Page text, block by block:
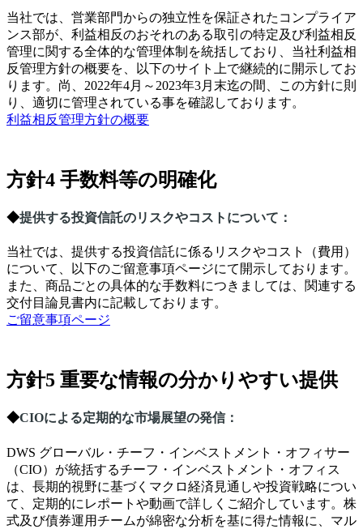
当社では、営業部門からの独立性を保証されたコンプライア
ンス部が、利益相反のおそれのある取引の特定及び利益相反
管理に関する全体的な管理体制を統括しており、当社利益相
反管理方針の概要を、以下のサイト上で継続的に開示してお
ります。尚、 2022年4月～ 2023年3月末迄の間、この方針に則
り、適切に管理されている事を確認しております。
利益相反管理方針の概要
方針4 手数料等の明確化
◆提供する投資信託のリスクやコストについて ：
当社では、提供する投資信託に係るリスクやコスト（費用）
について、以下のご留意事項ページにて開示しております。
また、商品ごとの具体的な手数料につきましては、関連する
交付目論見書内に記載しております。
ご留意事項ページ
方針5 重要な情報の分かりやすい提供
◆CIOによる定期的な市場展望の発信：
DWS グローバル・チーフ・インベストメント・オフィサー
（CIO）が統括するチーフ・インベストメント・オフィス
は、長期的視野に基づくマクロ経済見通しや投資戦略につい
て、定期的にレポートや動画で詳しくご紹介しています。株
式及び債券運用チームが綿密な分析を基に得た情報に、マル